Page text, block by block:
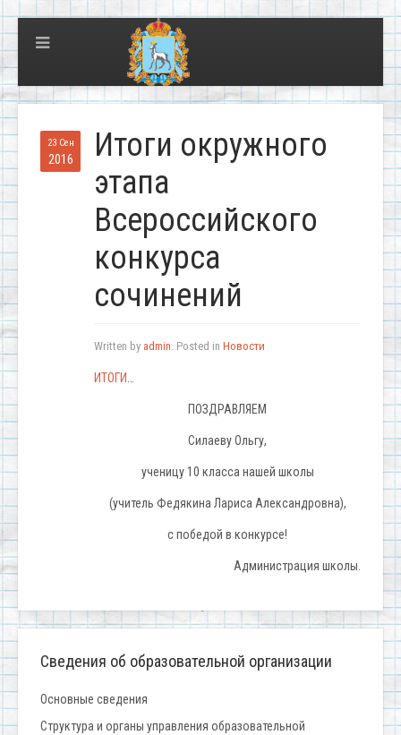
23 Сен
2016
Итоги окружного
этапа
Всероссийского
конкурса
сочинений
Written by admin. Posted in Новости
ИТОГИ…
ПОЗДРАВЛЯЕМ
Силаеву Ольгу,
ученицу 10 класса нашей школы
(учитель Федякина Лариса Александровна),
с победой в конкурсе!
Администрация школы.
Сведения об образовательной организации
Основные сведения
Структура и органы управления образовательной